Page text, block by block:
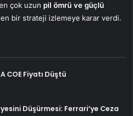
çok uzun pil ömrü ve güçlü
bir strateji izlemeye karar verdi.
COE Fiyatı Düştü
Düşürmesi: Ferrari’ye Ceza